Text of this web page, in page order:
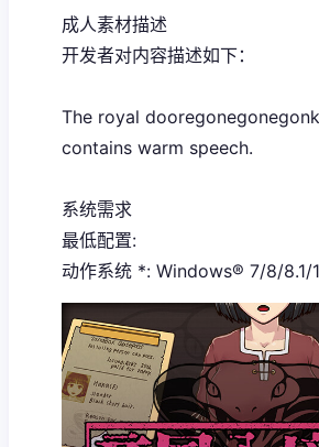
成人素材描述
开发者对内容描述如下：
The royal
contains warm speech.
系统需求
最低配置:
动作系统 *: Windows® 7/8/8.1/